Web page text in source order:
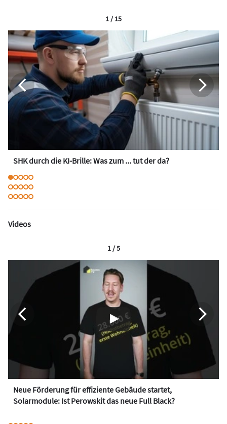
SHK durch die KI-Brille: Was zum ... tut der da?
1 / 15
Videos
Neue Förderung für effiziente Gebäude startet,
Solarmodule: Ist Perowskit das neue Full Black?
1 / 5